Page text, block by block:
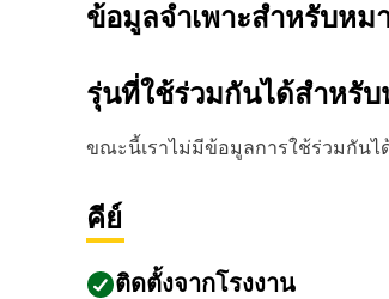
ข้อมูลจำเพาะสำหรับหม
รุ่นที่ใช้ร่วมกันได้สำหรั
ขณะนี้เราไม่มีข้อมูลการใช้ร่วมกัน
คีย์
ติดตั้งจากโรงงาน